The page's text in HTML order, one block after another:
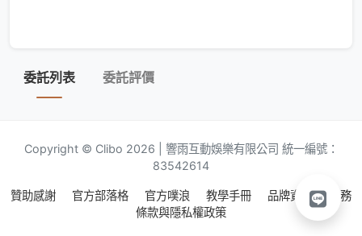
委託列表 委託評價
Copyright © Clibo 2026 | 響雨互動娛樂有限公司 統一編號：
83542614
贊助感謝 官方部落格 官方噗浪 教學手冊 品牌資源
服務
條款與隱私權政策